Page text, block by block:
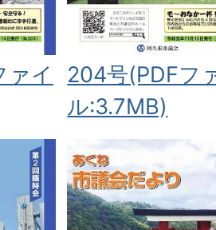
ァイ
204号(PDFフ
ル:3.7MB)